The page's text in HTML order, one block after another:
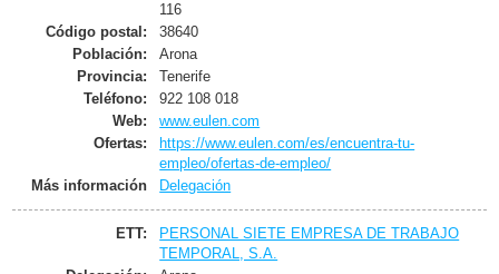
116
Código postal:
38640
Población:
Arona
Provincia:
Tenerife
Teléfono:
922 108 018
Web:
www.eulen.com
Ofertas:
https://www.eulen.com/es/encuentra-tu-
empleo/ofertas-de-empleo/
Más información
Delegación
ETT:
PERSONAL SIETE EMPRESA DE TRABAJO
TEMPORAL, S.A.